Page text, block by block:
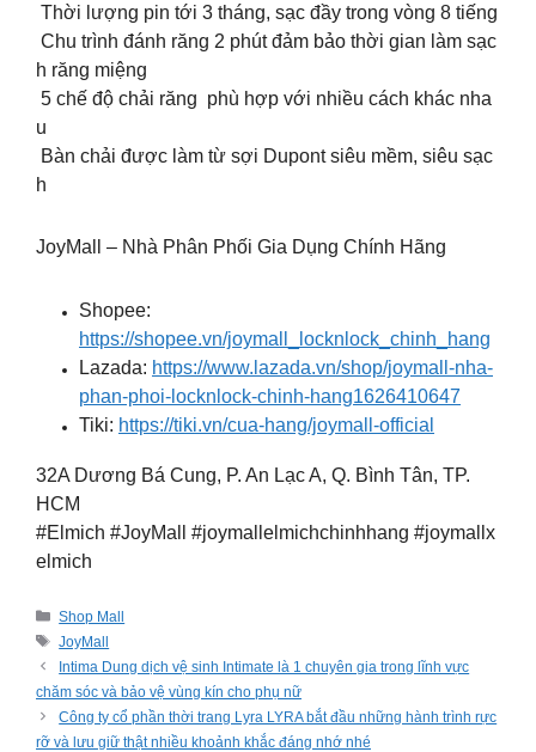
Thời lượng pin tới 3 tháng, sạc đầy trong vòng 8 tiếng
Chu trình đánh răng 2 phút đảm bảo thời gian làm sạc
h răng miệng
5 chế độ chải răng phù hợp với nhiều cách khác nha
u
Bàn chải được làm từ sợi Dupont siêu mềm, siêu sạc
h
JoyMall – Nhà Phân Phối Gia Dụng Chính Hãng
Shopee:
https://shopee.vn/joymall_locknlock_chinh_hang
Lazada: https://www.lazada.vn/shop/joymall-nha-
phan-phoi-locknlock-chinh-hang1626410647
Tiki: https://tiki.vn/cua-hang/joymall-official
32A Dương Bá Cung, P. An Lạc A, Q. Bình Tân, TP.
HCM
#Elmich #JoyMall #joymallelmichchinhhang #joymallx
elmich
Categories
Shop Mall
Tags
JoyMall
Intima Dung dịch vệ sinh Intimate là 1 chuyên gia trong lĩnh vực
chăm sóc và bảo vệ vùng kín cho phụ nữ
Công ty cổ phần thời trang Lyra LYRA bắt đầu những hành trình rực
rỡ và lưu giữ thật nhiều khoảnh khắc đáng nhớ nhé